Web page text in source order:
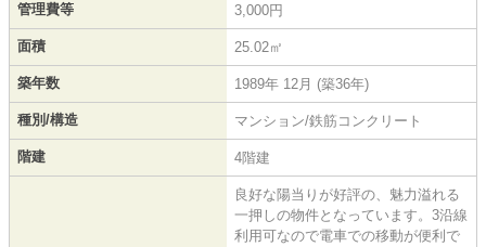
管理費等 3,000円
面積 25.02㎡
築年数 1989年 12月 (築36年)
種別/構造 マンション/鉄筋コンクリート
階建 4階建
良好な陽当りが好評の、魅力溢れる
一押しの物件となっています。3沿線
利用可なので電車での移動が便利で